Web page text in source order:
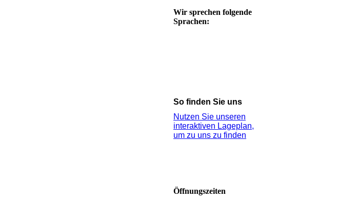
Wir sprechen folgende
Sprachen:
So finden Sie uns
Nutzen Sie unseren
interaktiven La­ge­plan,
um zu uns zu finden
Öffnungszeiten